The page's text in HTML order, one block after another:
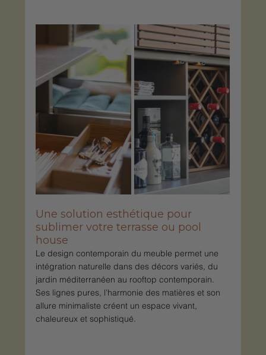
Une solution esthétique pour
sublimer votre terrasse ou pool
house
Le design contemporain du meuble permet une
intégration naturelle dans des décors variés, du
jardin méditerranéen au rooftop contemporain.
Ses lignes pures, l’harmonie des matières et son
allure minimaliste créent un espace vivant,
chaleureux et sophistiqué.